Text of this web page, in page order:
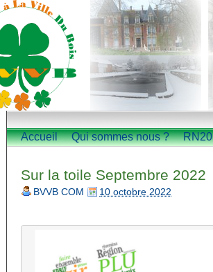
Accueil
Qui sommes nous ? RN20
Sur la toile Septembre 2022
BVVB COM 10 octobre 2022